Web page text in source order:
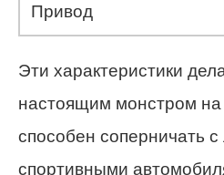
Привод
Эти характеристики
настоящим монстром на
способен соперничать
спортивными